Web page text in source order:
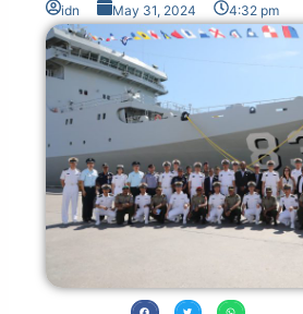
idn May 31, 2024 4:32 pm